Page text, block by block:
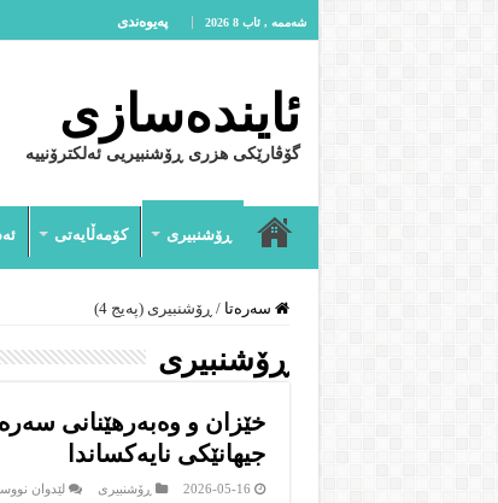
شەممە , ئاب 8 2026 پەیوەندى
ئایندەسازى
گۆڤارێکی هزری ڕۆشنبیریی ئەلکترۆنییە
ڕۆشنبیرى کۆمەڵایەتى
سەرەتا / ڕۆشنبیرى (پەیج 4)
ڕۆشنبیرى
خێزان و وەبەرهێنانی
جیهانێکی نایەکساندا
2026-05-16 ڕۆشنبیرى لێدوان